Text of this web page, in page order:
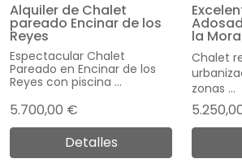
Alquiler de Chalet
pareado Encinar de los
Reyes
Espectacular Chalet
Pareado en Encinar de los
Reyes con piscina ...
5.700,00 €
Detalles
la
Chalet
zonas ...